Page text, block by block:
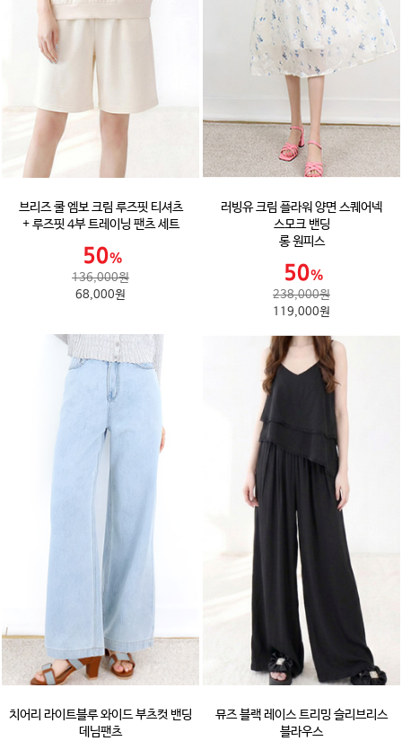
브리즈 쿨 엠보 크림 루즈핏 티셔츠
+ 루즈핏 4부 트레이닝 팬츠 세트
136,000원
68,000원
러빙유 크림 플라워 양면 스퀘어넥
스모크 밴딩
롱 원피스
238,000원
119,000원
치어리 라이트블루 와이드 부츠컷 밴딩
데님팬츠
뮤즈 블랙 레이스 트리밍 슬리브리스
블라우스